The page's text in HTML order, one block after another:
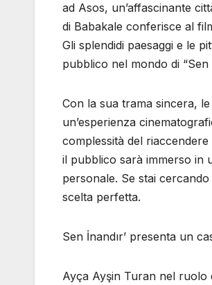
ad Asos, un’affascinante
di Babakale conferisce al
Gli splendidi paesaggi e le
pubblico nel mondo di “Sen
Con la sua trama sincera,
un’esperienza
complessità del
il pubblico sarà immerso in
personale. Se stai
scelta perfetta.
Sen İnandır’ presenta un
Ayça Ayşin Turan nel ruolo